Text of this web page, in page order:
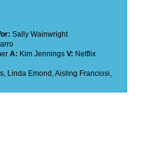
Sally Wainwright
A: Kim Jennings V: Netflix
, Linda Emond ,Aisling Franciosi,